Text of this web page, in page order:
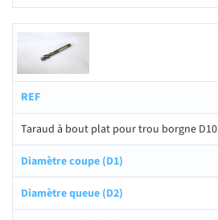
Taraud à bout plat pour trou borgne D10